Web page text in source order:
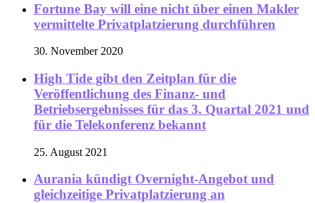
Fortune Bay will eine nicht über einen Makler
vermittelte Privatplatzierung durchführen
30. November 2020
High Tide gibt den Zeitplan für die
Veröffentlichung des Finanz- und
Betriebsergebnisses für das 3. Quartal 2021 und
für die Telekonferenz bekannt
25. August 2021
Aurania kündigt Overnight-Angebot und
gleichzeitige Privatplatzierung an